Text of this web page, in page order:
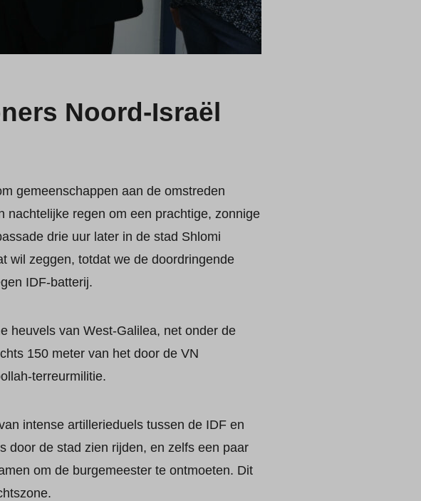
Noord-Israël
gemeenschappen aan de omstreden
nachtelijke regen om een prachtige, zonnige
drie uur later in de stad Shlomi
wil zeggen, totdat we de doordringende
IDF-batterij.
heuvels van West-Galilea, net onder de
150 meter van het door de VN
terreurmilitie.
intense artillerieduels tussen de IDF en
door de stad zien rijden, en zelfs een paar
om de burgemeester te ontmoeten. Dit